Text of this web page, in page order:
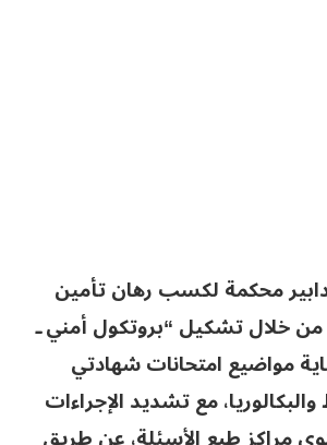
محكمة لكسب رهان تأمين
من خلال تشكيل “بروتكول أمني ـ
مواضيع امتحانات شهادتي
مع تشديد الإجراءات